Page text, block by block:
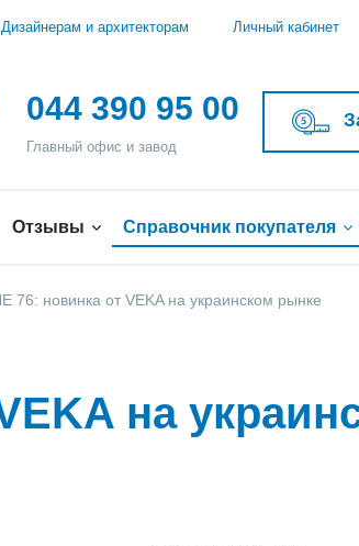
Дизайнерам и архитекторам Личный кабинет
044 390 95 00
Главный офис и завод
Отзывы Справочник покупателя
76: новинка от VEKA на украинском рынке
на